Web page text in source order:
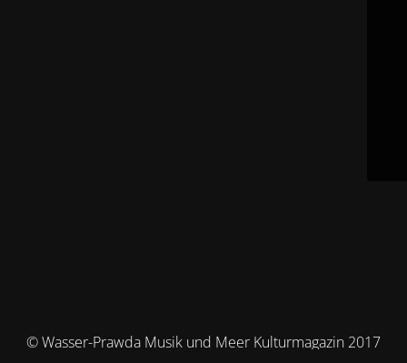
© Wasser-Prawda Musik und Meer Kulturmagazin 2017